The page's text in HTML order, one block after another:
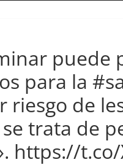
para la
de
trata de
https://